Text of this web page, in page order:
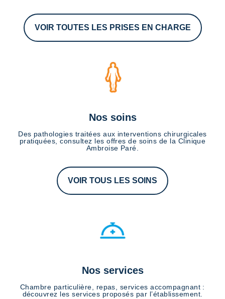
VOIR TOUTES LES PRISES EN CHARGE
Nos soins
Des pathologies traitées aux interventions chirurgicales
pratiquées, consultez les offres de soins de la Clinique
Ambroise Paré.
VOIR TOUS LES SOINS
Nos services
Chambre particulière, repas, services accompagnant :
découvrez les services proposés par l’établissement.